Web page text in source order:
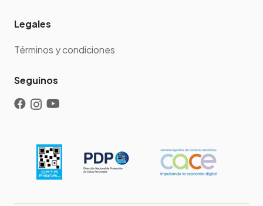
Legales
Términos y condiciones
Seguinos